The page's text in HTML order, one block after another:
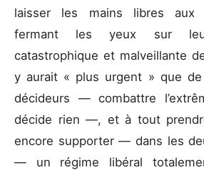
laisser les mains libres aux
fermant les yeux sur
catastrophique et malveillante
y aurait « plus urgent » que de
décideurs — combattre
décide rien —, et à tout
encore supporter — dans les
— un régime libéral